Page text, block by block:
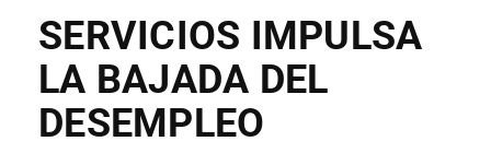
SERVICIOS IMPULSA
LA BAJADA DEL
DESEMPLEO